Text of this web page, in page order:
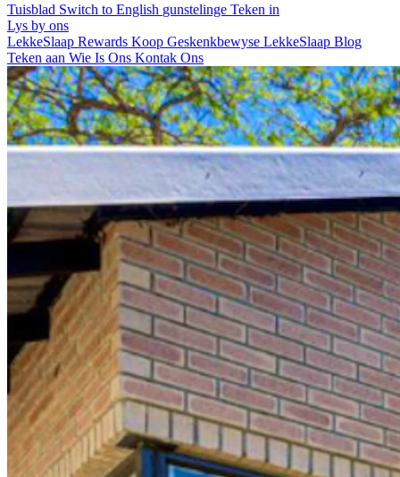
Tuisblad Switch to English gunstelinge Teken in
Lys by ons
LekkeSlaap Rewards Koop Geskenkbewyse LekkeSlaap Blog
Teken aan Wie Is Ons Kontak Ons